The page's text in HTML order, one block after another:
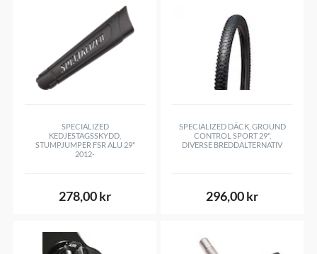
SPECIALIZED
KEDJESTAGSSKYDD,
STUMPJUMPER FSR ALU 29"
2012-
278,00 kr
SPECIALIZED DÄCK, GROUND
CONTROL SPORT 29",
DIVERSE BREDDALTERNATIV
296,00 kr